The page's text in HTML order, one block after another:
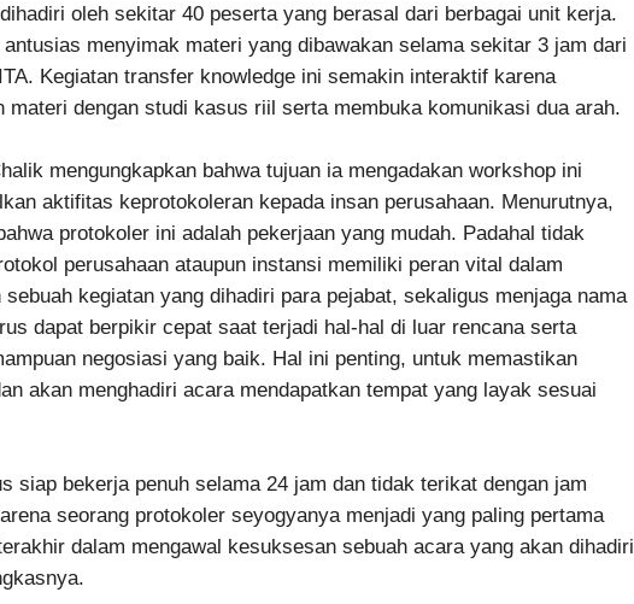
oleh sekitar 40 peserta yang berasal dari berbagai unit kerja.
menyimak materi yang dibawakan selama sekitar 3 jam dari
Kegiatan transfer knowledge ini semakin interaktif karena
materi dengan studi kasus riil serta membuka komunikasi dua arah.
mengungkapkan bahwa tujuan ia mengadakan workshop ini
aktifitas keprotokoleran kepada insan perusahaan. Menurutnya,
protokoler ini adalah pekerjaan yang mudah. Padahal tidak
perusahaan ataupun instansi memiliki peran vital dalam
kegiatan yang dihadiri para pejabat, sekaligus menjaga nama
dapat berpikir cepat saat terjadi hal-hal di luar rencana serta
negosiasi yang baik. Hal ini penting, untuk memastikan
akan menghadiri acara mendapatkan tempat yang layak sesuai
siap bekerja penuh selama 24 jam dan tidak terikat dengan jam
seorang protokoler seyogyanya menjadi yang paling pertama
dalam mengawal kesuksesan sebuah acara yang akan dihadiri